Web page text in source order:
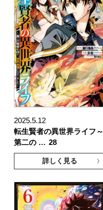
2025.5.12
転生賢者の異世界ライフ～
第二の … 28
詳しく見る